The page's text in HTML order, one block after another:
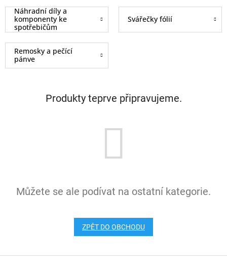
Náhradní díly a
komponenty ke
spotřebičům
Svářečky fólií
Remosky a pečící
pánve
Produkty teprve připravujeme.
Můžete se ale podívat na ostatní kategorie.
ZPĚT DO OBCHODU